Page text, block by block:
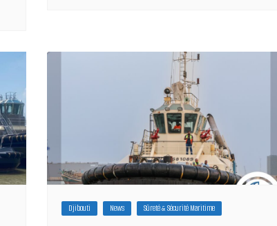
Djibouti News Sûreté & Sécurité Maritime